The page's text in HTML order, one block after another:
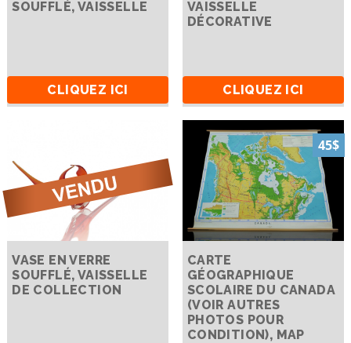
SOUFFLÉ, VAISSELLE
CLIQUEZ ICI
VAISSELLE
DÉCORATIVE
CLIQUEZ ICI
VASE EN VERRE
SOUFFLÉ, VAISSELLE
DE COLLECTION
45$
CARTE
GÉOGRAPHIQUE
SCOLAIRE DU CANADA
(VOIR AUTRES
PHOTOS POUR
CONDITION), MAP